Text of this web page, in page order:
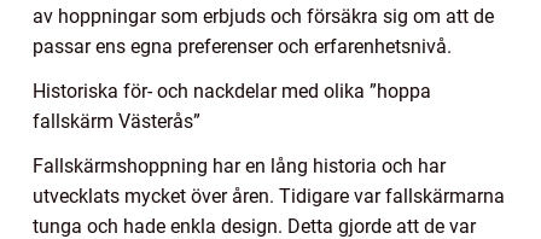
av hoppningar som erbjuds och försäkra sig om att de
passar ens egna preferenser och erfarenhetsnivå.
Historiska för- och nackdelar med olika ”hoppa
fallskärm Västerås”
Fallskärmshoppning har en lång historia och har
utvecklats mycket över åren. Tidigare var fallskärmarna
tunga och hade enkla design. Detta gjorde att de var